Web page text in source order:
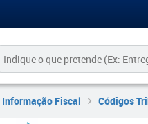
Informação Fiscal Códigos